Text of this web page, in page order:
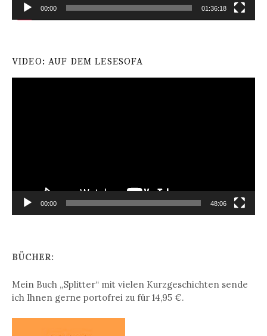
00:00 01:36:18
VIDEO: AUF DEM LESESOFA
00:00 48:06
BÜCHER:
Mein Buch „Splitter“ mit vielen Kurzgeschichten sende
ich Ihnen gerne portofrei zu für 14,95 €.